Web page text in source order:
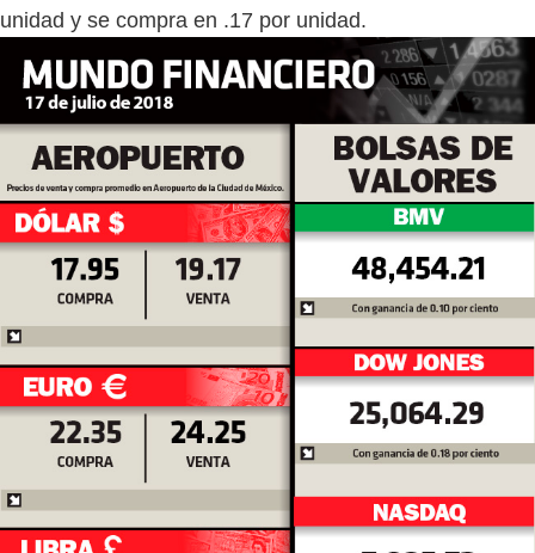
unidad y se compra en .17 por unidad.